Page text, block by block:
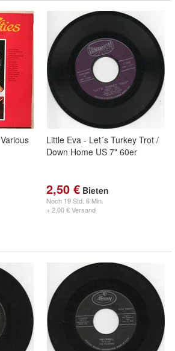
Little Eva - Let´s Turkey Trot /
Down Home US 7" 60er
2,50 € Bieten
Noch 19 Std. 6 Min.
+ 2,00 € Versand